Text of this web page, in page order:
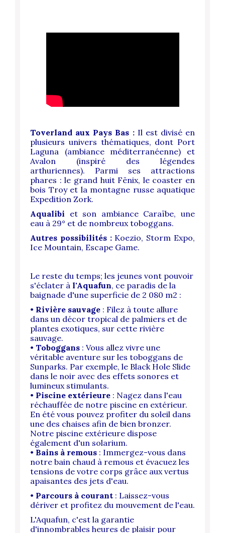
Toverland aux Pays Bas : Il est divisé en
plusieurs univers thématiques, dont Port
Laguna (ambiance méditerranéenne) et
Avalon (inspiré des légendes
arthuriennes). Parmi ses attractions
phares : le grand huit Fēnix, le coaster en
bois Troy et la montagne russe aquatique
Expedition Zork.
Aqualibi et son ambiance Caraïbe, une
eau à 29° et de nombreux toboggans.
Autres possibilités : Koezio, Storm Expo,
Ice Mountain, Escape Game.
Le reste du temps; les jeunes vont pouvoir
s'éclater à l'Aquafun, ce paradis de la
baignade d'une superficie de 2 080 m2 :
• Rivière sauvage : Filez à toute allure
dans un décor tropical de palmiers et de
plantes exotiques, sur cette rivière
sauvage.
• Toboggans : Vous allez vivre une
véritable aventure sur les toboggans de
Sunparks. Par exemple, le Black Hole Slide
dans le noir avec des effets sonores et
lumineux stimulants.
• Piscine extérieure : Nagez dans l'eau
réchauffée de notre piscine en extérieur.
En été vous pouvez profiter du soleil dans
une des chaises afin de bien bronzer.
Notre piscine extérieure dispose
également d'un solarium.
• Bains à remous : Immergez-vous dans
notre bain chaud à remous et évacuez les
tensions de votre corps grâce aux vertus
apaisantes des jets d'eau.
• Parcours à courant : Laissez-vous
dériver et profitez du mouvement de l'eau.
L'Aquafun, c'est la garantie
d'innombrables heures de plaisir pour